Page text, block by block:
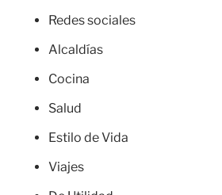
Redes sociales
Alcaldías
Cocina
Salud
Estilo de Vida
Viajes